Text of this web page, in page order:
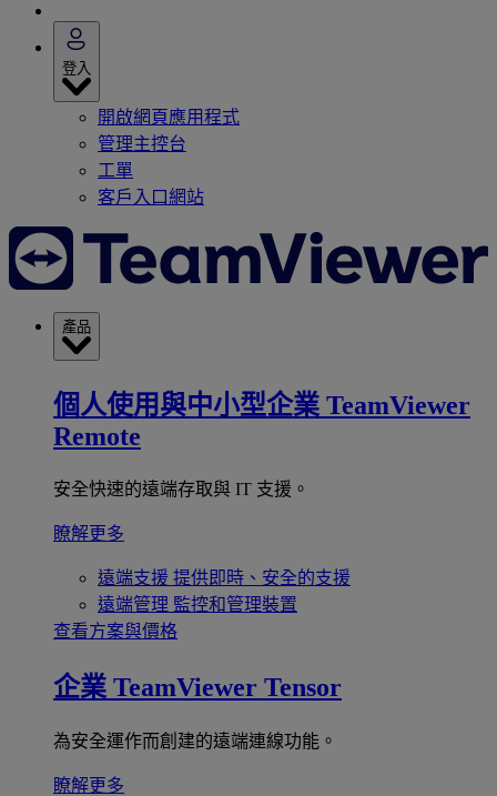
登入
開啟網頁應用程式
管理主控台
工單
客戶入口網站
產品
個人使用與中小型企業 TeamViewer
Remote
安全快速的遠端存取與 IT 支援。
瞭解更多
遠端支援 提供即時、安全的支援
遠端管理 監控和管理裝置
查看方案與價格
企業 TeamViewer Tensor
為安全運作而創建的遠端連線功能。
瞭解更多